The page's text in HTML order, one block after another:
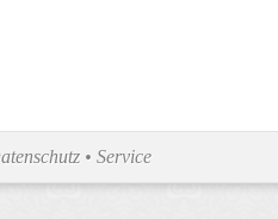
• Service